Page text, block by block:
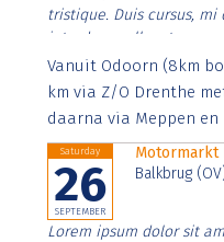
tristique. Duis cursus,
interdum nulla, ut
Aenean faucibus nibh et
imperdiet. Nunc ut sem
Vanuit Odoorn (8km
km via Z/O Drenthe
daarna via Meppen
Saturday
26
SEPTEMBER
Motormarkt
Balkbrug
Lorem ipsum dolor sit